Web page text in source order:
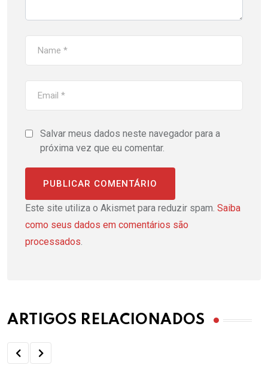
Salvar meus dados neste navegador para a
próxima vez que eu comentar.
Este site utiliza o Akismet para reduzir spam. Saiba
como seus dados em comentários são
processados.
ARTIGOS RELACIONADOS